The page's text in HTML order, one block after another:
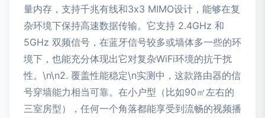
量内存，支持千兆有线和3x3 MIMO设计，能够在复
杂环境下保持高速数据传输。它支持 2.4GHz 和
5GHz 双频信号，在蓝牙信号较多或墙体多一些的环
境下，也能充分体现出它对复杂WiFi环境的抗干扰
性。\n\n2. 覆盖性能稳定\n实测中，这款路由器的信
号穿墙能力相当可靠。在小户型（比如90㎡左右的
三室房型），任何一个角落都能享受到流畅的视频播